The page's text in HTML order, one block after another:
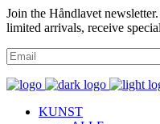
Join the Håndlavet
limited arrivals, receive
KUNST